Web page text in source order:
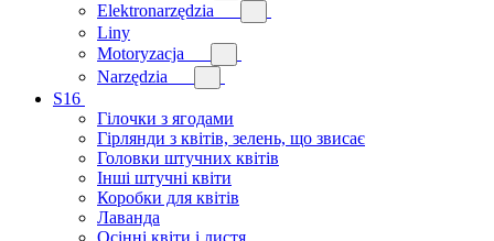
Elektronarzędzia
Liny
Motoryzacja
Narzędzia
S16
Гілочки з ягодами
Гірлянди з квітів, зелень, що звисає
Головки штучних квітів
Інші штучні квіти
Коробки для квітів
Лаванда
Осінні квіти і листя